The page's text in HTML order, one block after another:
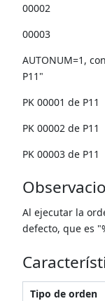
00002
00003
AUTONUM=1,
P11"
PK 00001 de P11
PK 00002 de P11
PK 00003 de P11
Al ejecutar la
defecto, que es
Tipo de orden